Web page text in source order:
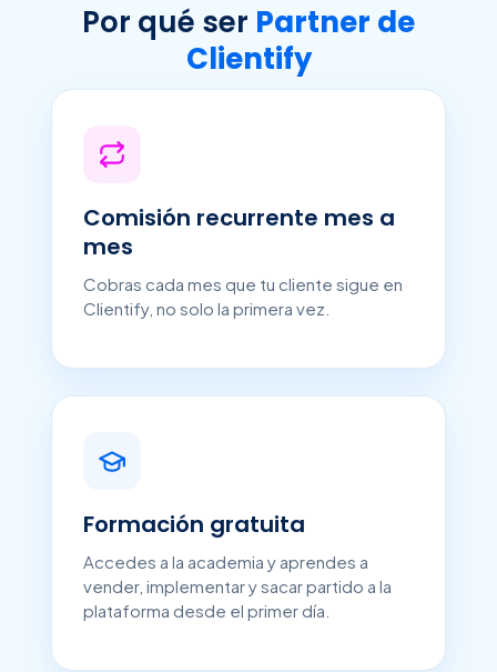
Por qué ser Partner de
Clientify
Comisión recurrente mes a
mes
Cobras cada mes que tu cliente sigue en
Clientify, no solo la primera vez.
Formación gratuita
Accedes a la academia y aprendes a
vender, implementar y sacar partido a la
plataforma desde el primer día.